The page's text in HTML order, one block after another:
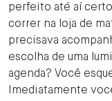
perfeito até aí
correr na loja de
precisava
escolha de uma
agenda? Você
Imediatamente